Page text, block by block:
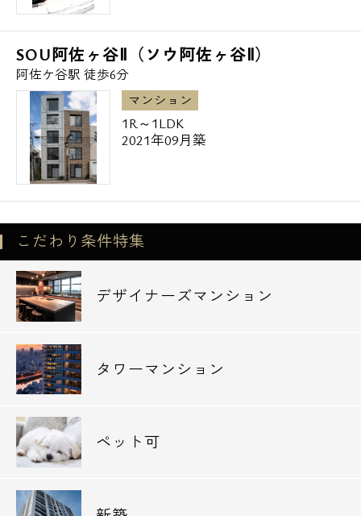
杉並区の新築・高級賃貸・デザイナーズマン
ションは当社エスアールホームにお任せ下さ
い。
また「仲介手数料無料診断」や初期費用をお
手持ちの「クレジットカード」にてお支払い
頂けますのでお気軽にお問い合わせ下さいま
せ。
SOU阿佐ヶ谷Ⅱ（ソウ阿佐ヶ谷Ⅱ）
阿佐ケ谷駅 徒歩6分
マンション
1R～1LDK
2021年09月築
こだわり条件特集
デザイナーズマンション
タワーマンション
ペット可